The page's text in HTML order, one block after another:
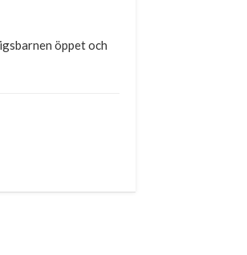
öppet och